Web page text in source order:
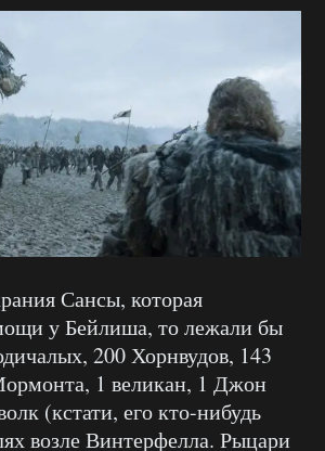
Сансы, которая
у Бейлиша, то лежали бы
200 Хорнвудов, 143
1 великан, 1 Джон
(кстати, его кто-нибудь
возле Винтерфелла. Рыцари